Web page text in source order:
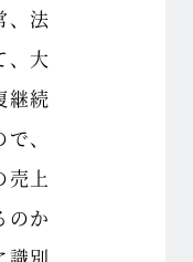
、法
、大
継続
、
売上
のか